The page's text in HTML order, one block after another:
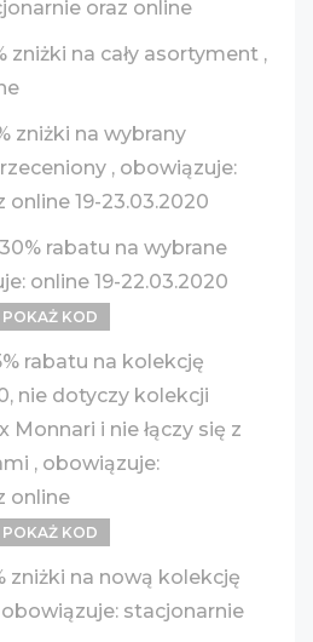
oraz online
zniżki na cały asortyment ,
zniżki na wybrany
, obowiązuje:
19-23.03.2020
rabatu na wybrane
online 19-22.03.2020
POKAŻ KOD
rabatu na kolekcję
nie dotyczy kolekcji
Monnari i nie łączy się z
, obowiązuje:
online
POKAŻ KOD
zniżki na nową kolekcję
stacjonarnie